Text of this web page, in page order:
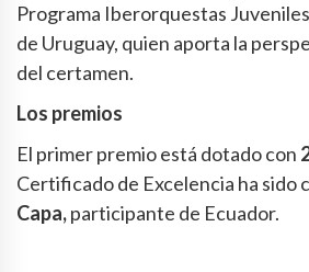
Programa Iberorquestas
de Uruguay, quien aporta la
del certamen.
Los premios
El primer premio está dotado con
Certificado de Excelencia ha sido
Capa,participante de Ecuador.